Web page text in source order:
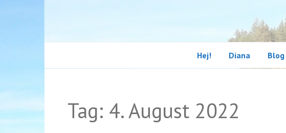
Hej! Diana Blog
Tag: 4. August 2022